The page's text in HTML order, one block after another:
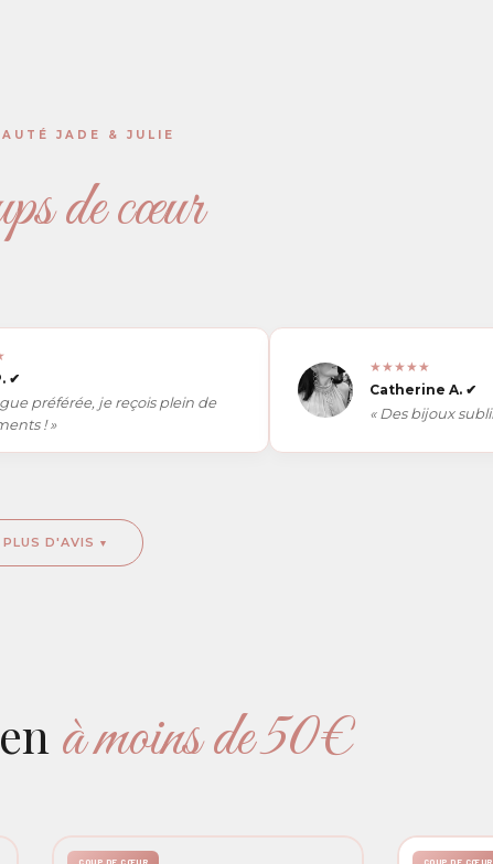
JADE & JULIE
de cœur
je reçois plein de
★★★★★
Catherine A.✔
« Des bijoux sublimes... »
D'AVIS
à moins de 50€